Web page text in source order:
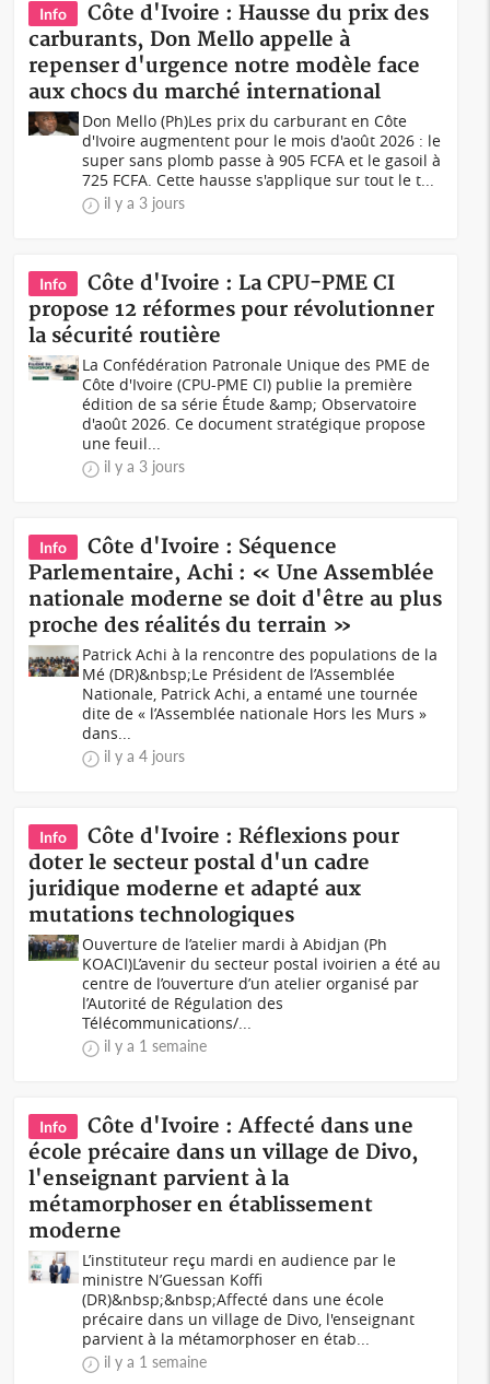
Info
Côte d'Ivoire : Hausse du prix des
carburants, Don Mello appelle à
repenser d'urgence notre modèle face
aux chocs du marché international
Don Mello (Ph)Les prix du carburant en Côte
d'Ivoire augmentent pour le mois d'août 2026 : le
super sans plomb passe à 905 FCFA et le gasoil à
725 FCFA. Cette hausse s'applique sur tout le t...
il y a 3 jours
Info
Côte d'Ivoire : La CPU-PME CI
propose 12 réformes pour révolutionner
la sécurité routière
La Confédération Patronale Unique des PME de
Côte d'Ivoire (CPU-PME CI) publie la première
édition de sa série Étude &amp; Observatoire
d'août 2026. Ce document stratégique propose
une feuil...
il y a 3 jours
Info
Côte d'Ivoire : Séquence
Parlementaire, Achi : « Une Assemblée
nationale moderne se doit d'être au plus
proche des réalités du terrain »
Patrick Achi à la rencontre des populations de la
Mé (DR)&nbsp;Le Président de l’Assemblée
Nationale, Patrick Achi, a entamé une tournée
dite de « l’Assemblée nationale Hors les Murs »
dans...
il y a 4 jours
Info
Côte d'Ivoire : Réflexions pour
doter le secteur postal d'un cadre
juridique moderne et adapté aux
mutations technologiques
Ouverture de l’atelier mardi à Abidjan (Ph
KOACI)L’avenir du secteur postal ivoirien a été au
centre de l’ouverture d’un atelier organisé par
l’Autorité de Régulation des
Télécommunications/...
il y a 1 semaine
Info
Côte d'Ivoire : Affecté dans une
école précaire dans un village de Divo,
l'enseignant parvient à la
métamorphoser en établissement
moderne
L’instituteur reçu mardi en audience par le
ministre N’Guessan Koffi
(DR)&nbsp;&nbsp;Affecté dans une école
précaire dans un village de Divo, l'enseignant
parvient à la métamorphoser en étab...
il y a 1 semaine